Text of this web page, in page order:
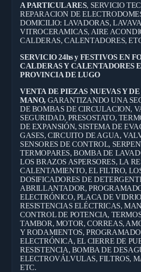
A PARTICULARES, SERVICIO
REPARACION DE
DOMICILIO: LAVADORAS,
VITROCERAMICAS, AIRE
CALDERAS, CALENTADORES,
SERVICIO 24hs y FESTIVOS EN
CALDERAS Y CALENTADORES
PROVINCIA DE LUGO
VENTA DE PIEZAS NUEVAS Y
MANO, GARANTIZANDO UNA
DE BOMBAS DE CIRCULACION,
SEGURIDAD, PRESOSTATO,
DE EXPANSIÓN, SISTEMA DE
GASES, CIRCUITO DE AGUA,
SENSORES DE CONTROL,
TERMOPARES, BOMBA DE
LOS BRAZOS ASPERSORES, LA
CALENTAMIENTO, EL FILTRO,
DOSIFICADORES DE
ABRILLANTADOR,
ELECTRÓNICO, PLACA DE
RESISTENCIAS ELÉCTRICAS,
CONTROL DE POTENCIA,
TAMBOR, MOTOR, CORREAS,
Y RODAMIENTOS,
ELECTRÓNICA, EL CIERRE DE
RESISTENCIA, BOMBA DE
ELECTROVÁLVULAS, FILTROS,
ETC.